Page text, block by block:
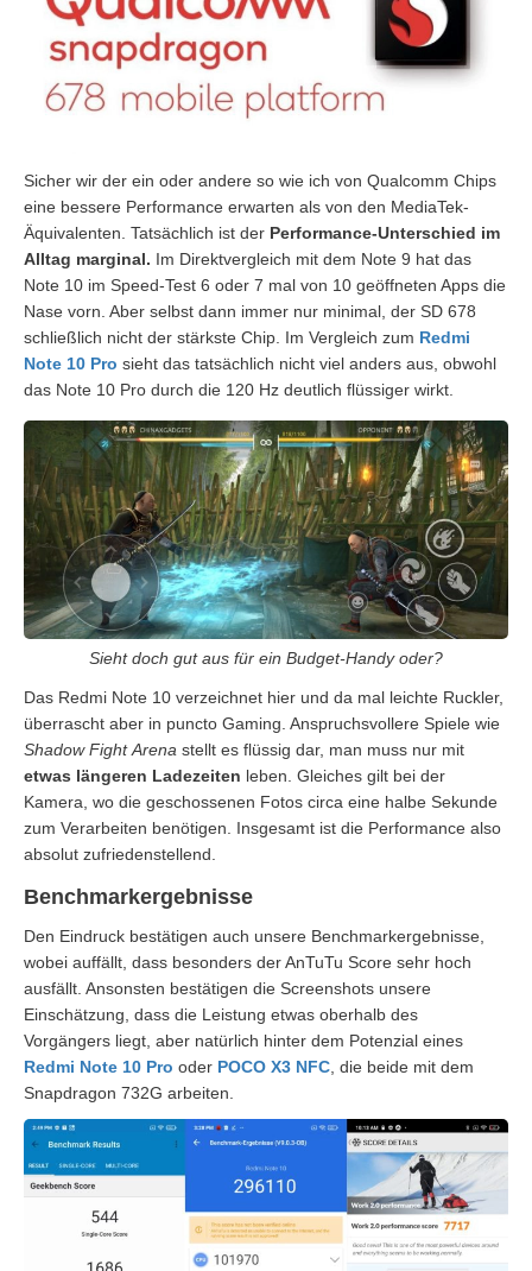
Sicher wir der ein oder andere so wie ich von Qualcomm Chips
eine bessere Performance erwarten als von den MediaTek-
Äquivalenten. Tatsächlich ist der Performance-Unterschied im
Alltag marginal. Im Direktvergleich mit dem Note 9 hat das
Note 10 im Speed-Test 6 oder 7 mal von 10 geöffneten Apps die
Nase vorn. Aber selbst dann immer nur minimal, der SD 678
schließlich nicht der stärkste Chip. Im Vergleich zum Redmi
Note 10 Pro sieht das tatsächlich nicht viel anders aus, obwohl
das Note 10 Pro durch die 120 Hz deutlich flüssiger wirkt.
Sieht doch gut aus für ein Budget-Handy oder?
Das Redmi Note 10 verzeichnet hier und da mal leichte Ruckler,
überrascht aber in puncto Gaming. Anspruchsvollere Spiele wie
Shadow Fight Arena stellt es flüssig dar, man muss nur mit
etwas längeren Ladezeiten leben. Gleiches gilt bei der
Kamera, wo die geschossenen Fotos circa eine halbe Sekunde
zum Verarbeiten benötigen. Insgesamt ist die Performance also
absolut zufriedenstellend.
Benchmarkergebnisse
Den Eindruck bestätigen auch unsere Benchmarkergebnisse,
wobei auffällt, dass besonders der AnTuTu Score sehr hoch
ausfällt. Ansonsten bestätigen die Screenshots unsere
Einschätzung, dass die Leistung etwas oberhalb des
Vorgängers liegt, aber natürlich hinter dem Potenzial eines
Redmi Note 10 Pro oder POCO X3 NFC , die beide mit dem
Snapdragon 732G arbeiten.